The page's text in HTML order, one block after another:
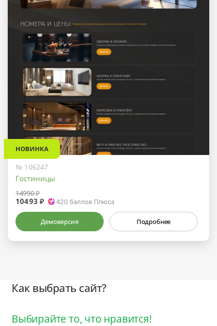
НОВИНКА
№ 106247
Гостиницы
14990 ₽
10493 ₽ 420 баллов Плюса
Демоверсия Подробнее
Как выбрать сайт?
Выбирайте то, что нравится!